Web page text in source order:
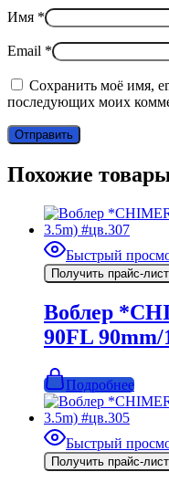
Имя *
Email *
Сохранить моё имя,
последующих моих
Похожие
Быстрый
Получить прайс-лист
Воблер
90FL 90mm/
Подробнее
Быстрый
Получить прайс-лист